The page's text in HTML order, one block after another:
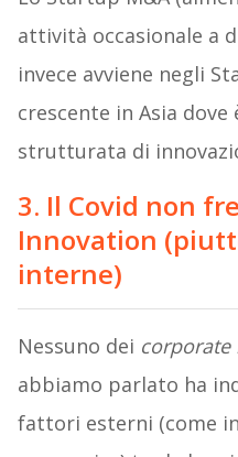
attività occasionale a
invece avviene negli
crescente in Asia
strutturata di
3. Il Covid non
Innovation
interne)
Nessuno dei
abbiamo parlato ha
fattori esterni (come